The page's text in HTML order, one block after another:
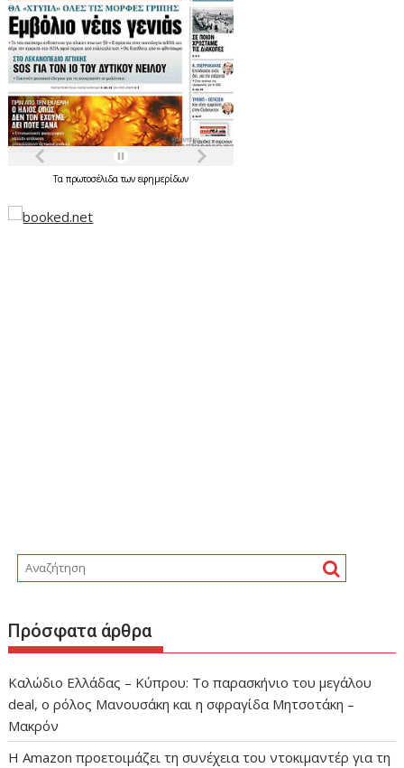
Ταπρωτοσέλιδατωνεφημερίδων
Πρόσφατα άρθρα
Καλώδιο Ελλάδας – Κύπρου: Το παρασκήνιο του μεγάλου
deal, ο ρόλος Μανουσάκη και η σφραγίδα Μητσοτάκη –
Μακρόν
Η Amazon προετοιμάζει τη συνέχεια του ντοκιμαντέρ για τη